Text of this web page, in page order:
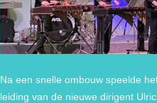
Na een snelle ombouw speelde
leiding van de nieuwe dirigent